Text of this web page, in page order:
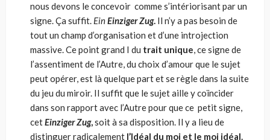
nous devons le concevoir comme s’intériorisant par un
signe. Ça suffit. EinEinziger Zug. Il n’y a pas besoin de
tout un champ d’organisation et d’une introjection
massive. Ce point grand I du trait unique, ce signe de
l’assentiment de l’Autre, du choix d’amour que le sujet
peut opérer, est là quelque part et se règle dans la suite
du jeu du miroir. Il suffit que le sujet aille y coïncider
dans son rapport avec l’Autre pour que ce petit signe,
cetEinziger Zug,soit à sa disposition. Il y a lieu de
distinguer radicalement l’Idéal du moi et le moi idéal.